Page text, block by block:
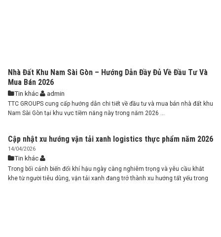
Nhà Đất Khu Nam Sài Gòn – Hướng Dẫn Đầy Đủ Về Đầu Tư Và
Mua Bán 2026
Tin khác admin
TTC GROUPS cung cấp hướng dẫn chi tiết về đầu tư và mua bán nhà đất khu
Nam Sài Gòn tại khu vực tiềm năng này trong năm 2026 ...
Cập nhật xu hướng vận tải xanh logistics thực phẩm năm 2026
14/04/2026
Tin khác
Trong bối cảnh biến đổi khí hậu ngày càng nghiêm trọng và yêu cầu khắt
khe từ người tiêu dùng, vận tải xanh đang trở thành xu hướng tất yếu trong